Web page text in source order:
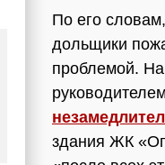
По его
дольщики
проблемой.
здания ЖК